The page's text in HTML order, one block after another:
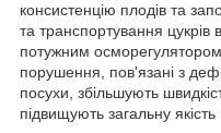
консистенцію плодів та
та транспортування цукрів
потужним осморегулятором,
порушення, пов'язані з
посухи, збільшують
підвищують загальну якість